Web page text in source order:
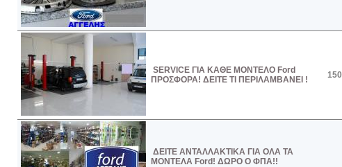
SERVICE ΓΙΑ ΚΑΘΕ ΜΟΝΤΕΛΟ Ford
ΠΡΟΣΦΟΡΑ! ΔΕΙΤΕ ΤΙ ΠΕΡΙΛΑΜΒΑΝEΙ !
ΔΕΙΤΕ ΑΝΤΑΛΛΑΚΤΙΚΑ ΓΙΑ ΟΛΑ ΤΑ
ΜΟΝΤΕΛΑ Ford! ΔΩΡΟ Ο ΦΠΑ!!